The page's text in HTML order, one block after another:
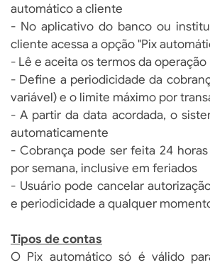
automático a cliente
- No aplicativo do banco ou
cliente acessa a opção "Pix
- Lê e aceita os termos da operação
- Define a periodicidade da
variável) e o limite máximo por
- A partir da data acordada, o
automaticamente
- Cobrança pode ser feita 24
por semana, inclusive em feriados
- Usuário pode cancelar
e periodicidade a qualquer
Tipos de contas
O Pix automático só é válido